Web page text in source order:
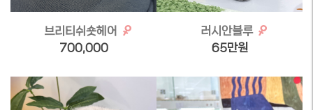
브리티쉬숏헤어
700,000
러시안블루
65만원